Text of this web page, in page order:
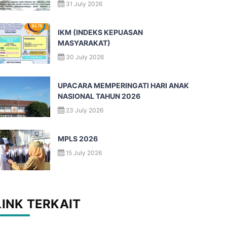
31 July 2026
IKM (INDEKS KEPUASAN
MASYARAKAT)
30 July 2026
UPACARA MEMPERINGATI HARI ANAK
NASIONAL TAHUN 2026
23 July 2026
MPLS 2026
15 July 2026
TERKAIT